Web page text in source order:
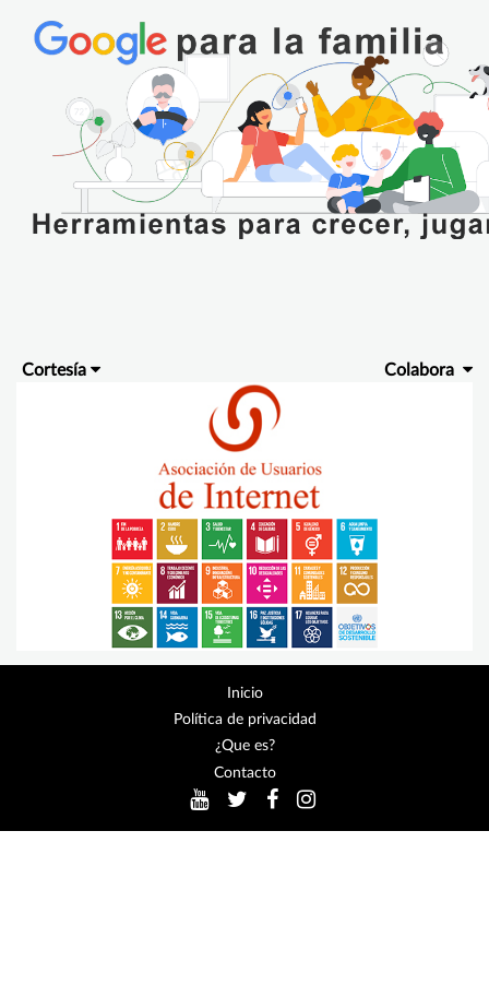
Cortesía Colabora
Inicio
Política de privacidad
¿Que es?
Contacto